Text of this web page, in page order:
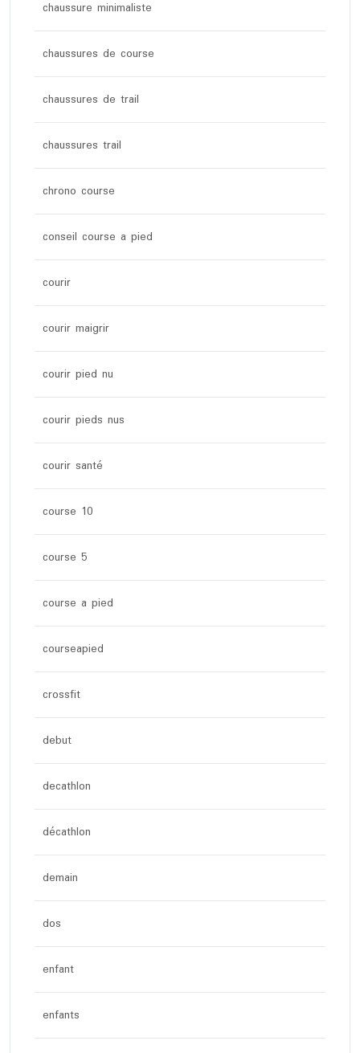
chaussure minimaliste
chaussures de course
chaussures de trail
chaussures trail
chrono course
conseil course a pied
courir
courir maigrir
courir pied nu
courir pieds nus
courir santé
course 10
course 5
course a pied
courseapied
crossfit
debut
decathlon
décathlon
demain
dos
enfant
enfants